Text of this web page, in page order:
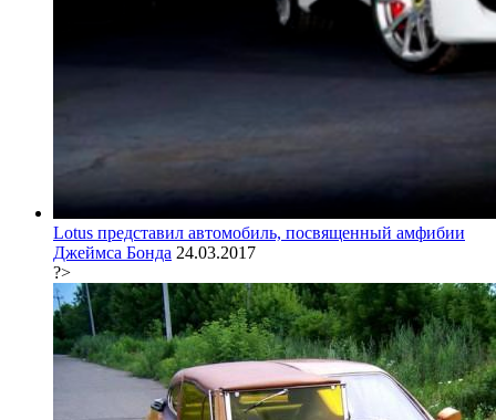
Lotus представил автомобиль, посвященный амфибии
Джеймса Бонда 24.03.2017
?>